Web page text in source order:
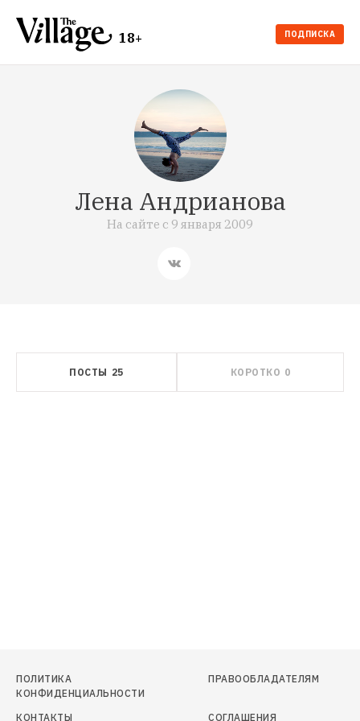
18+ ПОДПИСКА
Лена Андрианова
На сайте с 9 января 2009
ПОСТЫ 25 КОРОТКО 0
ПОЛИТИКА
КОНФИДЕНЦИАЛЬНОСТИ
ПРАВООБЛАДАТЕЛЯМ
КОНТАКТЫ СОГЛАШЕНИЯ